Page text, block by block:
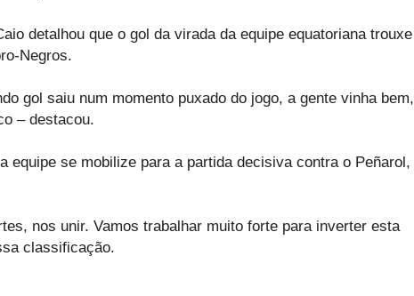
detalhou que o gol da virada da equipe equatoriana trouxe
Negros.
gol saiu num momento puxado do jogo, a gente vinha bem,
– destacou.
equipe se mobilize para a partida decisiva contra o Peñarol,
nos unir. Vamos trabalhar muito forte para inverter esta
classificação.